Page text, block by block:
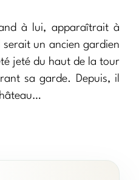
à lui, apparaîtrait à
un ancien gardien
jeté du haut de la tour
sa garde. Depuis, il